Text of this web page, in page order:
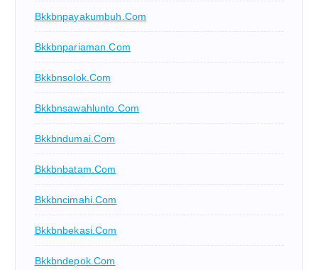
Bkkbnpayakumbuh.com
Bkkbnpariaman.com
Bkkbnsolok.com
Bkkbnsawahlunto.com
Bkkbndumai.com
Bkkbnbatam.com
Bkkbncimahi.com
Bkkbnbekasi.com
Bkkbndepok.com